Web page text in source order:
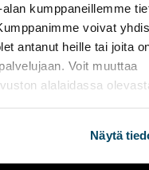
kumppaneillemme
voivat
antanut heille tai joita
Voit muuttaa
alalaidassa
Näytä